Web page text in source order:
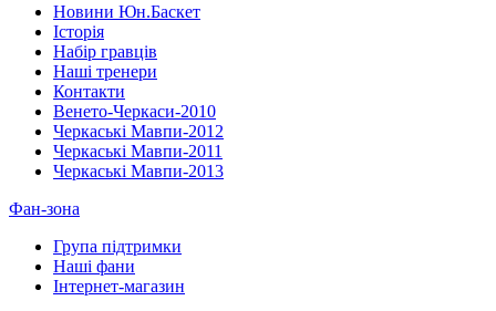
Новини Юн.Баскет
Історія
Набір гравців
Наші тренери
Контакти
Венето-Черкаси-2010
Черкаські Мавпи-2012
Черкаські Мавпи-2011
Черкаські Мавпи-2013
Фан-зона
Група підтримки
Наші фани
Інтернет-магазин